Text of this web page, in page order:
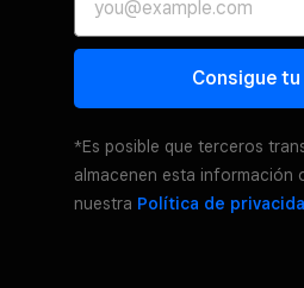
Consigue tu
*Es posible que terceros
almacenen esta información
nuestra Política de